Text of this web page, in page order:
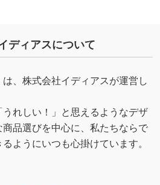
ディアスについて
は、株式会社イディアスが運営し
れしい！」と思えるようなデザ
品選びを中心に、私たちならで
ようにいつも心掛けています。